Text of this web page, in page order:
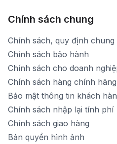
Chính sách chung
Chính sách, quy định chung
Chính sách bảo hành
Chính sách cho doanh
Chính sách hàng chính hãng
Bảo mật thông tin khách
Chính sách nhập lại tính phí
Chính sách giao hàng
Bản quyền hình ảnh